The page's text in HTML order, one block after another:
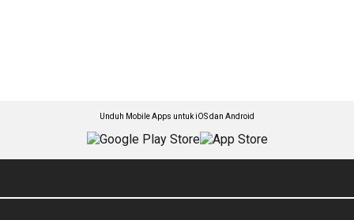
Unduh Mobile Apps untuk iOS dan Android